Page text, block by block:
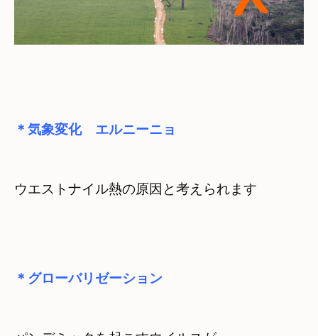
＊気象変化　エルニーニョ
ウエストナイル熱の原因と考えられます
＊グローバリゼーション